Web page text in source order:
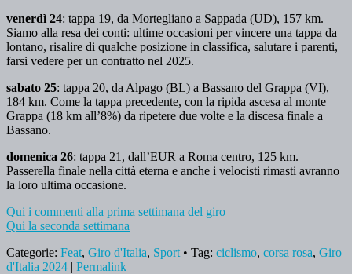
venerdì 24: tappa 19, da Mortegliano a Sappada (UD), 157 km.
Siamo alla resa dei conti: ultime occasioni per vincere una tappa da
lontano, risalire di qualche posizione in classifica, salutare i parenti,
farsi vedere per un contratto nel 2025.
sabato 25: tappa 20, da Alpago (BL) a Bassano del Grappa (VI),
184 km. Come la tappa precedente, con la ripida ascesa al monte
Grappa (18 km all’8%) da ripetere due volte e la discesa finale a
Bassano.
domenica 26: tappa 21, dall’EUR a Roma centro, 125 km.
Passerella finale nella città eterna e anche i velocisti rimasti avranno
la loro ultima occasione.
Qui i commenti alla prima settimana del giro
Qui la seconda settimana
Categorie: Feat, Giro d'Italia, Sport • Tag: ciclismo, corsa rosa, Giro
d'Italia 2024 | Permalink